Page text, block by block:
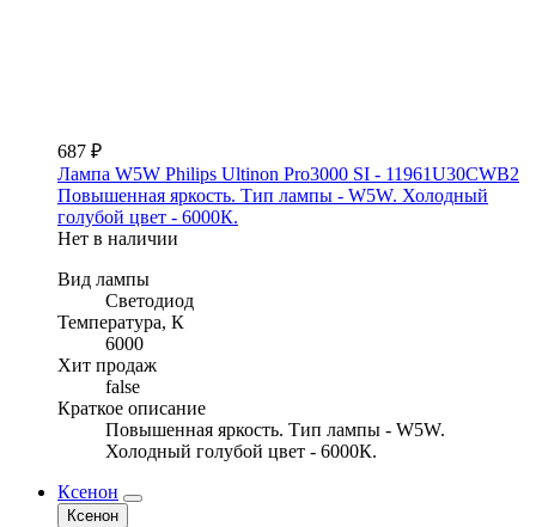
687 ₽
Лампа W5W Philips Ultinon Pro3000 SI - 11961U30CWB2
Повышенная яркость. Тип лампы - W5W. Холодный
голубой цвет - 6000К.
Нет в наличии
Вид лампы
Светодиод
Температура, К
6000
Хит продаж
false
Краткое описание
Повышенная яркость. Тип лампы - W5W.
Холодный голубой цвет - 6000К.
Ксенон
Ксенон